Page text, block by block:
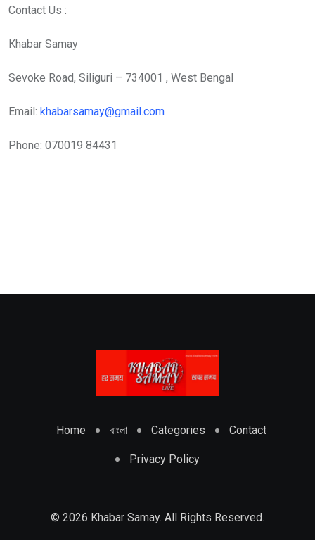
Contact Us :
Khabar Samay
Sevoke Road, Siliguri – 734001 , West Bengal
Email: khabarsamay@gmail.com
Phone: 070019 84431
Home বাংলা Categories Contact
Privacy Policy
© 2026 Khabar Samay. All Rights Reserved.